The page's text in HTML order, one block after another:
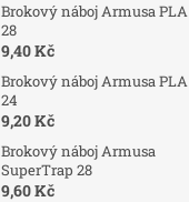
Brokový náboj Armusa PLA
28
9,40 Kč
Brokový náboj Armusa PLA
24
9,20 Kč
Brokový náboj Armusa
SuperTrap 28
9,60 Kč